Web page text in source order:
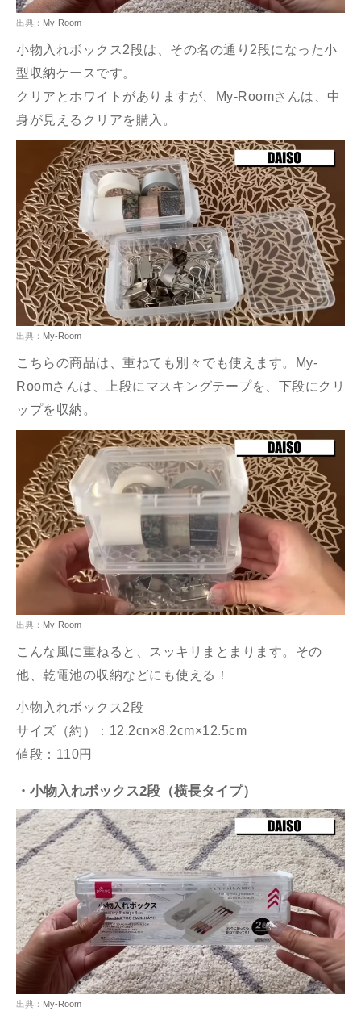
出典： My-Room
小物入れボックス2段は、その名の通り2段になった小
型収納ケースです。
クリアとホワイトがありますが、My-Roomさんは、中
身が見えるクリアを購入。
出典： My-Room
こちらの商品は、重ねても別々でも使えます。My-
Roomさんは、上段にマスキングテープを、下段にクリ
ップを収納。
出典： My-Room
こんな風に重ねると、スッキリまとまります。その
他、乾電池の収納などにも使える！
小物入れボックス2段
サイズ（約）：12.2cn×8.2cm×12.5cm
値段：110円
・小物入れボックス2段（横長タイプ）
出典： My-Room